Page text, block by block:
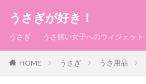
うさぎが好き！
うさぎ うさ飼い女子へのウィジェット
HOME うさぎ うさ用品